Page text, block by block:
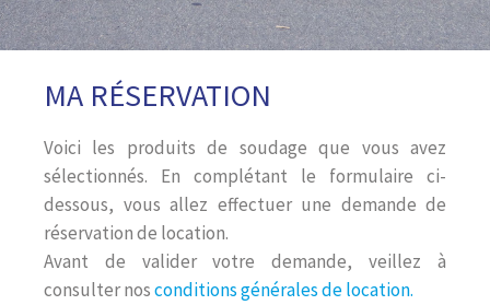
MA RÉSERVATION
Voici les produits de soudage que vous avez
sélectionnés. En complétant le formulaire ci-
dessous, vous allez effectuer une demande de
réservation de location.
Avant de valider votre demande, veillez à
consulter nosconditions générales de location.